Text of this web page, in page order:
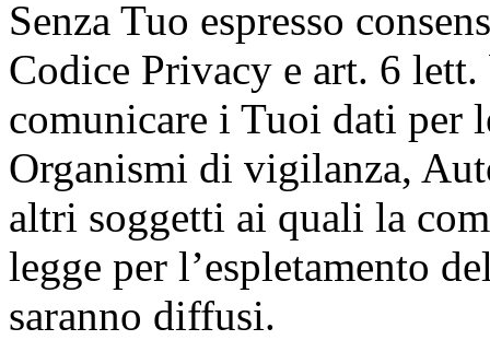
Senza Tuo espresso
Codice Privacy e art. 6
comunicare i Tuoi dati per
Organismi di vigilanza,
altri soggetti ai quali la
legge per l’espletamento
saranno diffusi.